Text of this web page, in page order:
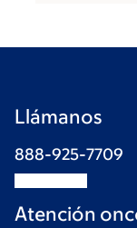
Llámanos
888-925-7709
Atención